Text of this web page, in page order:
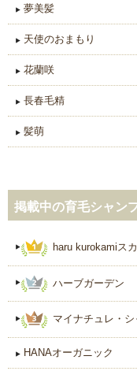
夢美髪
天使のおまもり
花蘭咲
長春毛精
髪萌
掲載中の育毛シャン
haru kurokamiス
ハーブガーデン
マイナチュレ・シ
HANAオーガニック